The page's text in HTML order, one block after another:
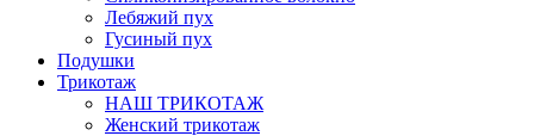
Лебяжий пух
Гусиный пух
Подушки
Трикотаж
НАШ ТРИКОТАЖ
Женский трикотаж